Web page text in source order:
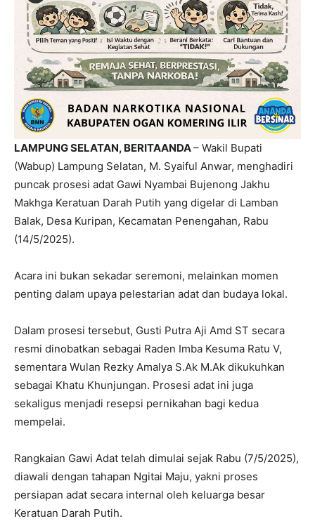
LAMPUNG SELATAN, BERITAANDA– Wakil Bupati
(Wabup) Lampung Selatan, M. Syaiful Anwar, menghadiri
puncak prosesi adat Gawi Nyambai Bujenong Jakhu
Makhga Keratuan Darah Putih yang digelar di Lamban
Balak, Desa Kuripan, Kecamatan Penengahan, Rabu
(14/5/2025).
Acara ini bukan sekadar seremoni, melainkan momen
penting dalam upaya pelestarian adat dan budaya lokal.
Dalam prosesi tersebut, Gusti Putra Aji Amd ST secara
resmi dinobatkan sebagai Raden Imba Kesuma Ratu V,
sementara Wulan Rezky Amalya S.Ak M.Ak dikukuhkan
sebagai Khatu Khunjungan. Prosesi adat ini juga
sekaligus menjadi resepsi pernikahan bagi kedua
mempelai.
Rangkaian Gawi Adat telah dimulai sejak Rabu (7/5/2025),
diawali dengan tahapan Ngitai Maju, yakni proses
persiapan adat secara internal oleh keluarga besar
Keratuan Darah Putih.